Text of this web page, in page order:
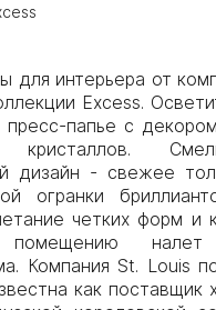
для интерьера от
Excess.
пресс-папье с
кристаллов.
дизайн - свежее
огранки
четких форм и
помещению налет
Компания St. Louis
как поставщик